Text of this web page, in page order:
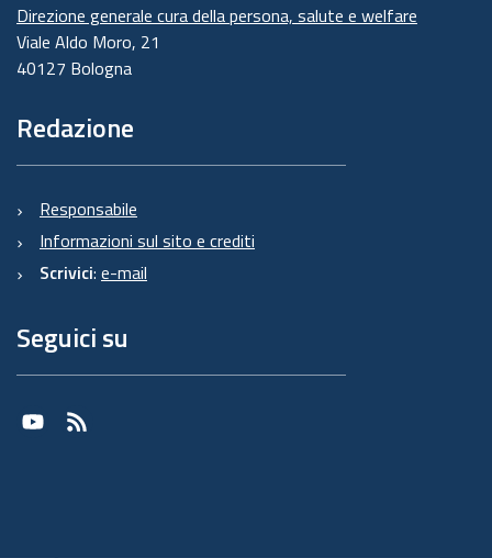
Direzione generale cura della persona, salute e welfare
Viale Aldo Moro, 21
40127 Bologna
Redazione
Responsabile
Informazioni sul sito e crediti
Scrivici: e-mail
Seguici su
Youtube
RSS